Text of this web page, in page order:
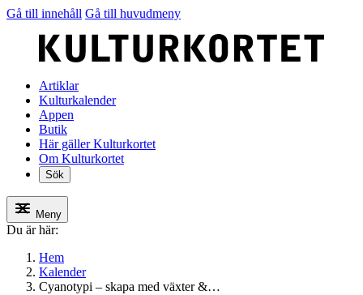
Gå till innehåll Gå till huvudmeny
Artiklar
Kulturkalender
Appen
Butik
Här gäller Kulturkortet
Om Kulturkortet
Sök
Meny
Du är här:
Hem
Kalender
Cyanotypi – skapa med växter &…